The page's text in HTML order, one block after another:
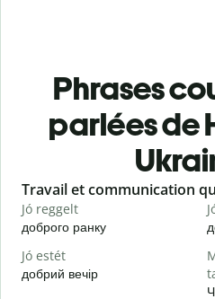
Phrases
parlées de
Slide 1 of 6
Travail et communication
Jó reggelt
доброго ранку
Jó estét
добрий вечір